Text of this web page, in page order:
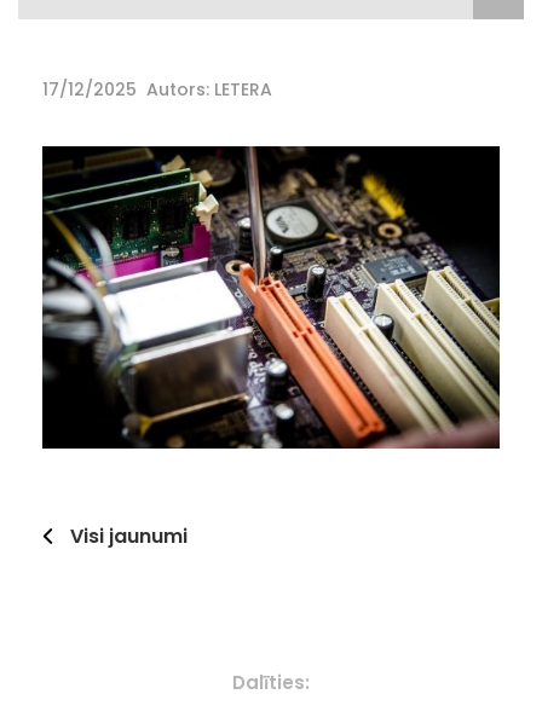
17/12/2025 Autors: LETERA
Visi jaunumi
Dalīties: